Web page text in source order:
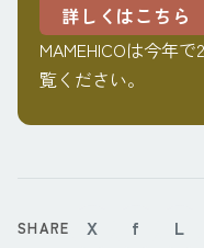
詳しくはこちら
MAMEHICOは今年
覧ください。
SHARE X f L